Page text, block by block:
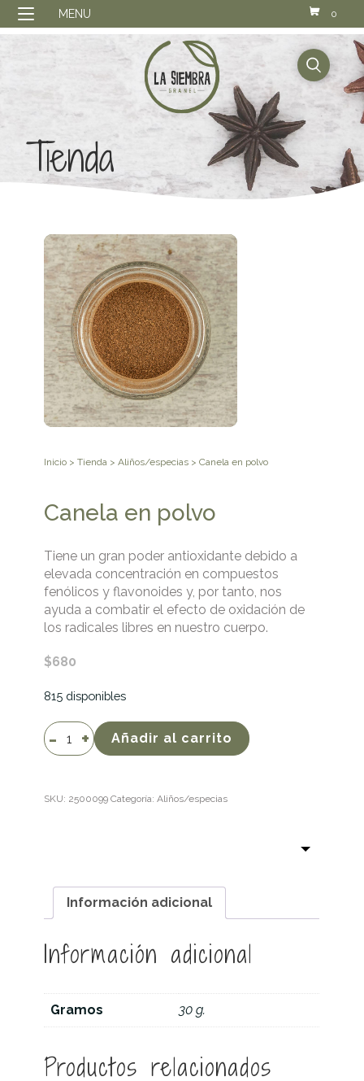
MENU 0
buscador
Tienda
Inicio >Tienda >Aliños/especias > Canela en polvo
Canela en polvo
Tiene un gran poder antioxidante debido a
elevada concentración en compuestos
fenólicos y flavonoides y, por tanto, nos
ayuda a combatir el efecto de oxidación de
los radicales libres en nuestro cuerpo.
$680
815 disponibles
Canela
en
Añadir al carrito
SKU: 2500099 Categoría:Aliños/especias
Información adicional
Información adicional
Gramos 30 g.
Productos relacionados